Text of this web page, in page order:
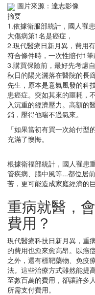
圖片來源：達志影像
摘要
1.依據衛服部統計，國人罹
大傷病第1名是癌症，
2.現代醫療日新月異，費用
符合條件時，一次性賠付1筆
3.購買保險前，最好先考慮
秋日的陽光灑落在醫院的長
先生，原本是意氣風發的科
患癌症。突如其來的噩耗，
入沉重的經濟壓力。高額的
銷，壓得他喘不過氣來。
「如果當初有買一次給付
充滿了懊悔。
根據衛福部統計，國人罹患
管疾病、腦中風等...都位居
苦，更可能造成家庭經濟的巨
重病就醫，
費用？
現代醫療科技日新月異，重
的費用也愈來愈高昂。以癌
之外，還有標靶藥物、免疫
法。這些治療方式雖然能提
至數百萬的費用，卻讓許多
所需支付費用。